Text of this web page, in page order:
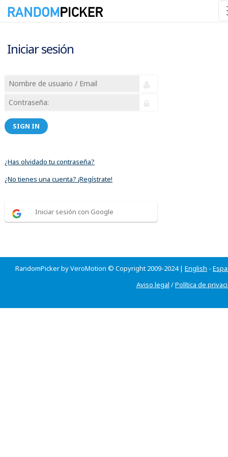
Iniciar sesión
SIGN IN
¿Has olvidado tu contraseña?
¿No tienes una cuenta? ¡Regístrate!
Iniciar sesión con Google
RandomPicker by VeroMotion © Copyright 2009-2024 | English -
Aviso legal /Política de